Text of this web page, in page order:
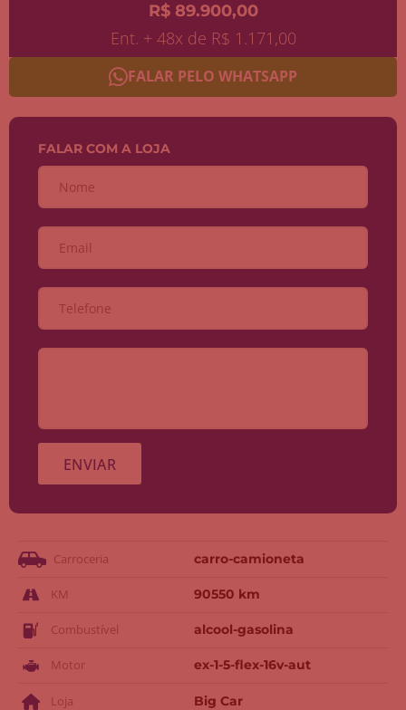
R$ 89.900,00
Ent. + 48x de R$ 1.171,00
FALAR PELO WHATSAPP
FALAR COM A LOJA
Carroceria carro-camioneta
KM 90550 km
Combustível alcool-gasolina
Motor ex-1-5-flex-16v-aut
Loja Big Car